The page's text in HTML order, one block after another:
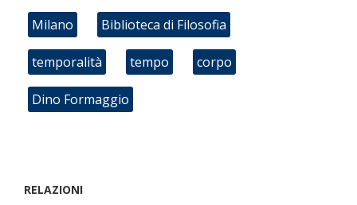
Milano Biblioteca di Filosofia
temporalità tempo corpo
Dino Formaggio
RELAZIONI